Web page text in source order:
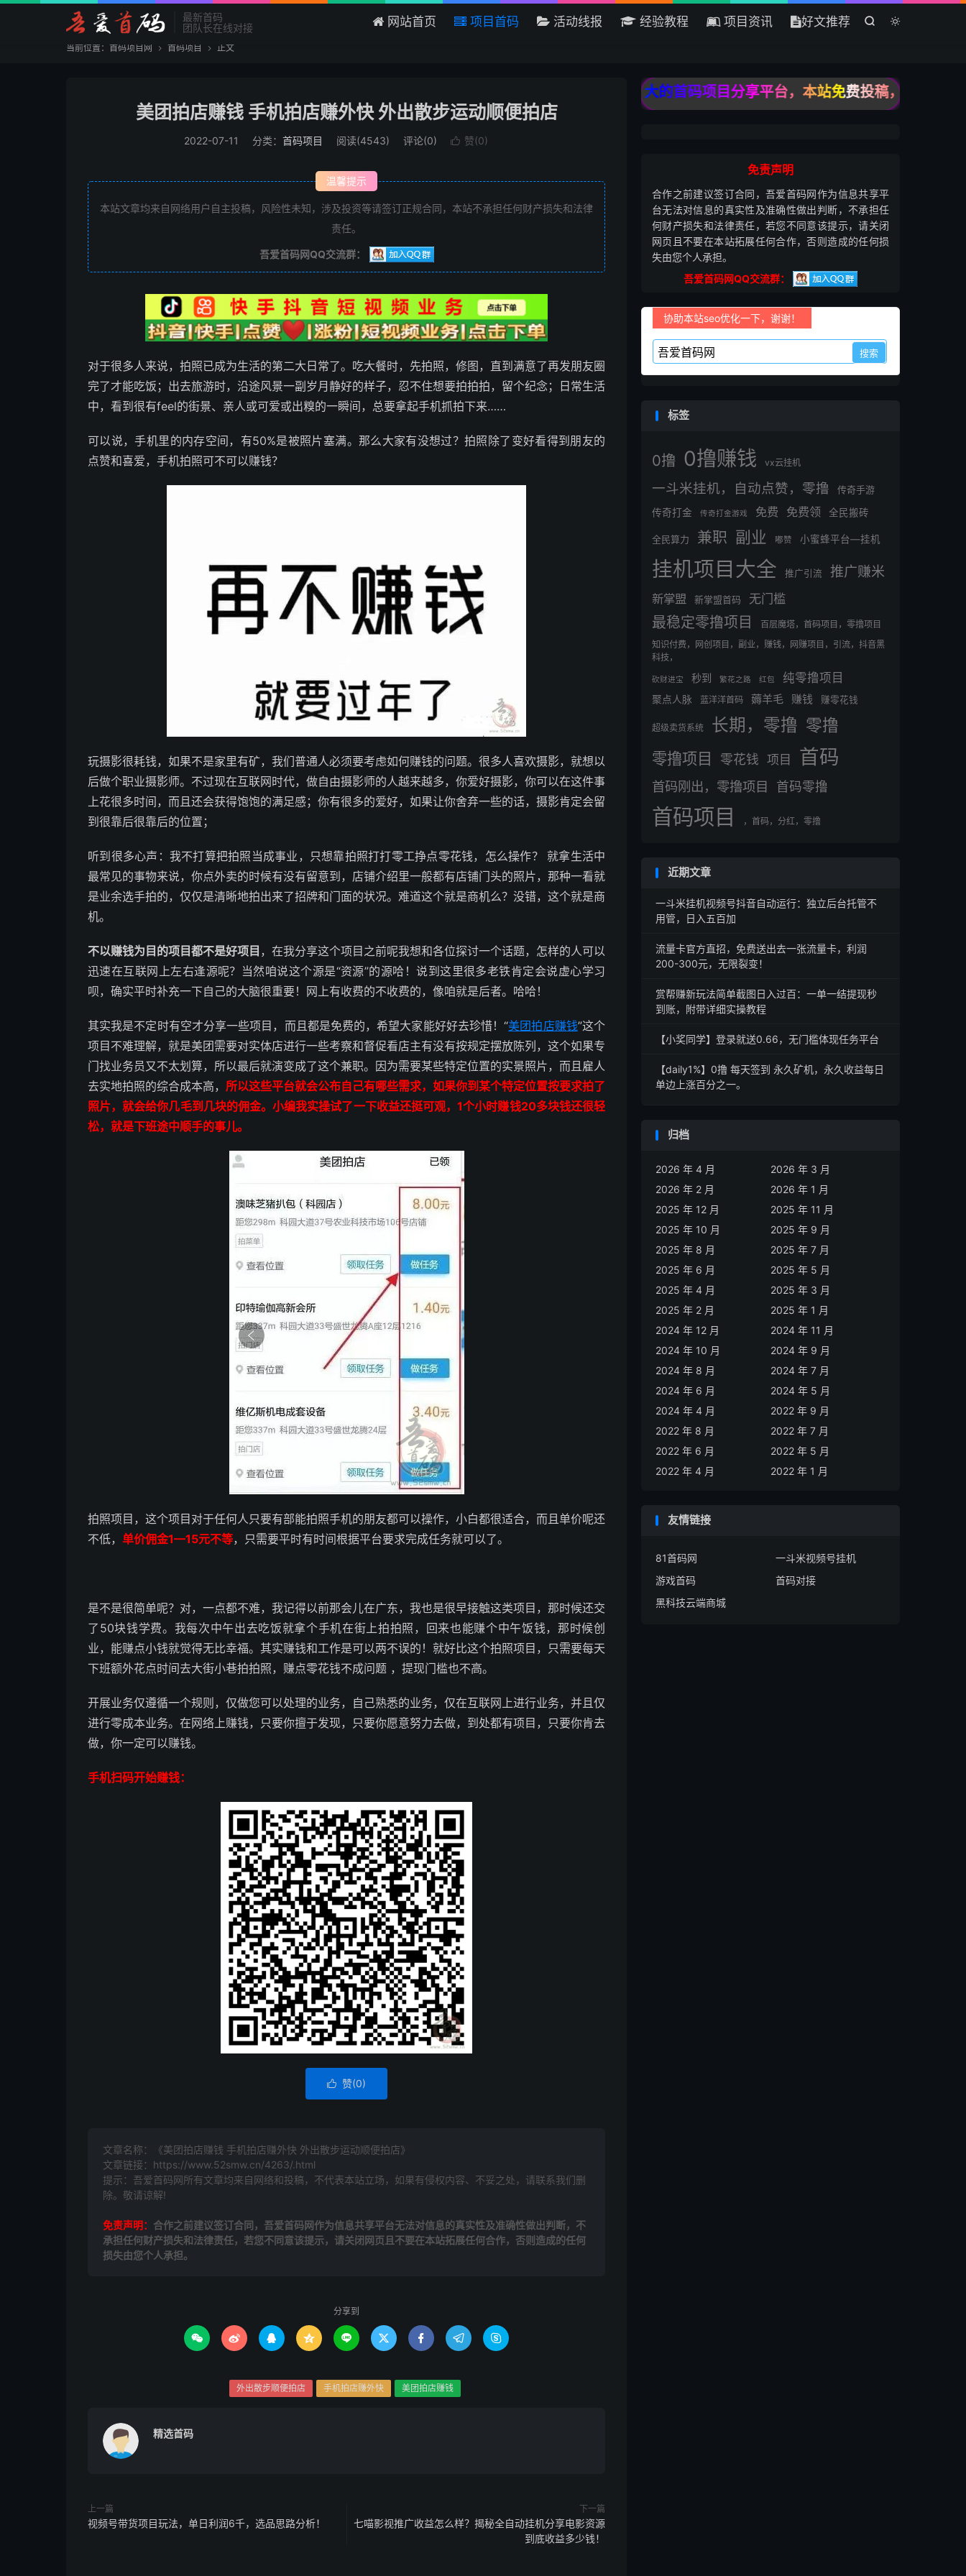
最新首码
团队长在线对接


网站首页 项目首码 活动线报 经验教程 项目资讯 好文推荐
当前位置： 首码项目网  首码项目  正文
美团拍店赚钱 手机拍店赚外快 外出散步运动顺便拍店
2022-07-11 分类： 首码项目 阅读(4543) 评论(0)  赞(0)
温馨提示
本站文章均来自网络用户自主投稿，风险性未知，涉及投资等请签订正规合同，本站不承担任何财产损失和法律
责任。
吾爱首码网QQ交流群：
对于很多人来说，拍照已成为生活的第二大日常了。吃大餐时，先拍照，修图，直到满意了再发朋友圈
完了才能吃饭；出去旅游时，沿途风景一副岁月静好的样子，忍不住想要拍拍拍，留个纪念；日常生活
中，看到很有feel的街景、亲人或可爱或出糗的一瞬间，总要拿起手机抓拍下来……
可以说，手机里的内存空间，有50%是被照片塞满。那么大家有没想过？拍照除了变好看得到朋友的
点赞和喜爱，手机拍照可不可以赚钱？
玩摄影很耗钱，如果不是家里有矿，我们普通人必须要考虑如何赚钱的问题。很多人喜欢摄影，就想以
后做个职业摄影师。不过现在互联网时代，做自由摄影师的人越来越多，你爱好摄影，你可以在这件事
上花很多时间，而且还会获得饱饱的满足感；你有很多的爱好，如果让你舍弃一些的话，摄影肯定会留
到很靠后很靠后的位置；
听到很多心声：我不打算把拍照当成事业，只想靠拍照打打零工挣点零花钱，怎么操作？ 就拿生活中
最常见的事物来说，你点外卖的时候有没有留意到，店铺介绍里一般都有店铺门头的照片，那种一看就
是业余选手拍的，仅仅是清晰地拍出来了招牌和门面的状况。难道这个就是商机么？没错，这个就是商
机。
不以赚钱为目的项目都不是好项目 ，在我分享这个项目之前呢我想和各位探讨一个话题，怎样的人可以
迅速在互联网上左右逢源呢？当然咱说这个源是“资源”的源哈！说到这里很多老铁肯定会说虚心学习
呗，确实平时补充一下自己的大脑很重要！网上有收费的不收费的，像咱就是后者。哈哈！
其实我是不定时有空才分享一些项目，而且都是免费的，希望大家能好好去珍惜！“美团拍店赚钱”这个
项目不难理解，就是美团需要对实体店进行一些考察和督促看店主有没有按规定摆放陈列，这个如果专
门找业务员又不太划算，所以最后就演变成了这个兼职。因为需要某些特定位置的实景照片，而且雇人
去实地拍照的综合成本高， 所以这些平台就会公布自己有哪些需求，如果你到某个特定位置按要求拍了
照片，就会给你几毛到几块的佣金。小编我实操试了一下收益还挺可观，1个小时赚钱20多块钱还很轻
松，就是下班途中顺手的事儿。
拍照项目，这个项目对于任何人只要有部能拍照手机的朋友都可以操作，小白都很适合，而且单价呢还
不低， 单价佣金1—15元不等，只需要平时有时间根据平台要求完成任务就可以了。
是不是很简单呢？对，一点都不难，我记得以前那会儿在广东，我也是很早接触这类项目，那时候还交
了50块钱学费。我每次中午出去吃饭就拿个手机在街上拍拍照，回来也能赚个中午饭钱，那时候创
业，能赚点小钱就觉得无比幸福。其实赚钱和工作是可以两不误的！就好比这个拍照项目，只需要每天
下班额外花点时间去大街小巷拍拍照，赚点零花钱不成问题 ，提现门槛也不高。
开展业务仅遵循一个规则，仅做您可以处理的业务，自己熟悉的业务，仅在互联网上进行业务，并且仅
进行零成本业务。在网络上赚钱，只要你擅于发现，只要你愿意努力去做，到处都有项目，只要你肯去
做，你一定可以赚钱。
手机扫码开始赚钱：
 赞(0)
文章名称：《美团拍店赚钱 手机拍店赚外快 外出散步运动顺便拍店》
文章链接： https://www.52smw.cn/4263/.html
提示：吾爱首码网所有文章均来自网络和投稿，不代表本站立场，如果有侵权内容、不妥之处，请联系我们删
除。敬请谅解!
免责声明： 合作之前建议签订合同，吾爱首码网作为信息共享平台无法对信息的真实性及准确性做出判断，不
承担任何财产损失和法律责任，若您不同意该提示，请关闭网页且不要在本站拓展任何合作，否则造成的任何
损失由您个人承担。
分享到
        
外出散步顺便拍店 手机拍店赚外快 美团拍店赚钱
精选首码
上一篇
视频号带货项目玩法，单日利润6千，选品思路分析！
下一篇
七喵影视推广收益怎么样？揭秘全自动挂机分享电影资源
到底收益多少钱！
欢迎来到吾爱首码网 - 国内最大的首码项目分享平台，本站免费投稿，只收录高质量原
免责声明
合作之前建议签订合同，吾爱首码网作为信息共享平
台无法对信息的真实性及准确性做出判断，不承担任
何财产损失和法律责任，若您不同意该提示，请关闭
网页且不要在本站拓展任何合作，否则造成的任何损
失由您个人承担。
吾爱首码网QQ交流群：
协助本站seo优化一下，谢谢！
标签
0撸 0撸赚钱 vx云挂机
一斗米挂机，自动点赞，零撸
传奇手游
传奇打金
传奇打金游戏 免费 免费领 全民搬砖
全民算力 兼职 副业 嘟赞 小蜜蜂平台—挂机
挂机项目大全 推广引流 推广赚米
新掌盟 新掌盟首码 无门槛
最稳定零撸项目
百层魔塔，首码项目，零撸项目
知识付费，网创项目，副业，赚钱，网赚项目，引流，抖音黑
科技，
砍财进宝 秒到 繁花之路 红包 纯零撸项目
聚点人脉 蓝洋洋首码 薅羊毛 赚钱 赚零花钱
超级卖货系统 长期，零撸 零撸
零撸项目 零花钱 项目 首码
首码刚出，零撸项目 首码零撸
首码项目 ，首码，分红，零撸
近期文章
一斗米挂机视频号抖音自动运行：独立后台托管不
用管，日入五百加
流量卡官方直招，免费送出去一张流量卡，利润
200-300元，无限裂变！
赏帮赚新玩法简单截图日入过百：一单一结提现秒
到账，附带详细实操教程
【小奖同学】登录就送0.66，无门槛体现任务平台
【daily1%】0撸 每天签到 永久矿机，永久收益每日
单边上涨百分之一。
归档
2026 年 4 月
2026 年 3 月
2026 年 2 月
2026 年 1 月
2025 年 12 月
2025 年 11 月
2025 年 10 月
2025 年 9 月
2025 年 8 月
2025 年 7 月
2025 年 6 月
2025 年 5 月
2025 年 4 月
2025 年 3 月
2025 年 2 月
2025 年 1 月
2024 年 12 月
2024 年 11 月
2024 年 10 月
2024 年 9 月
2024 年 8 月
2024 年 7 月
2024 年 6 月
2024 年 5 月
2024 年 4 月
2022 年 9 月
2022 年 8 月
2022 年 7 月
2022 年 6 月
2022 年 5 月
2022 年 4 月
2022 年 1 月
友情链接
81首码网
一斗米视频号挂机
游戏首码
首码对接
黑科技云端商城